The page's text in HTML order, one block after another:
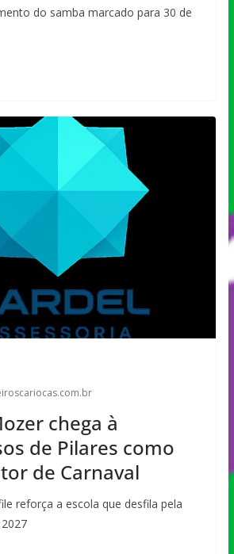
do samba marcado para 30 de
chega à
de Pilares como
de Carnaval
reforça a escola que desfila pela